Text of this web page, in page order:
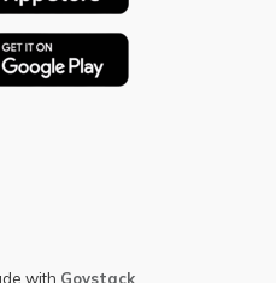
with Govstack